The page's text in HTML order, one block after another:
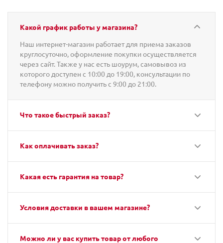
Какой график работы у магазина?
Наш интернет-магазин работает для приема заказов
круглосуточно, оформление покупки осуществляется
через сайт. Также у нас есть шоурум, самовывоз из
которого доступен с 10:00 до 19:00, консультации по
телефону можно получить с 9:00 до 21:00.
Что такое быстрый заказ?
Как оплачивать заказ?
Какая есть гарантия на товар?
Условия доставки в вашем магазине?
Можно ли у вас купить товар от любого